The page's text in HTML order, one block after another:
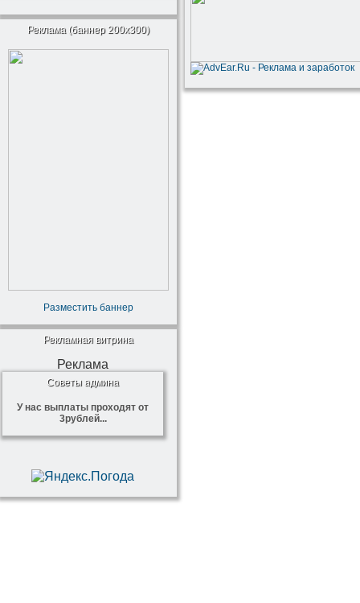
Реклама (баннер 200x300)
Разместить баннер
Рекламная витрина
Реклама
Советы админа
У нас выплаты проходят от
3рублей...